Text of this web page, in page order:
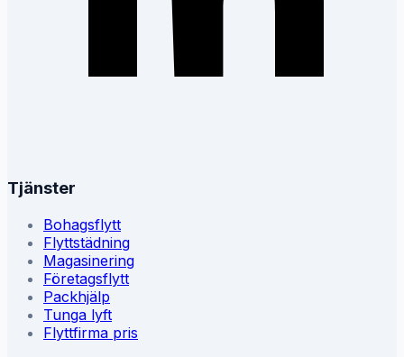
Tjänster
Bohagsflytt
Flyttstädning
Magasinering
Företagsflytt
Packhjälp
Tunga lyft
Flyttfirma pris